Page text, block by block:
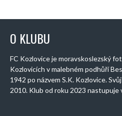
O KLUBU
FC Kozlovice je moravskoslezský
Kozlovicích v malebném podhůří
1942 po názvem S.K. Kozlovice.
2010. Klub od roku 2023 nastupuje